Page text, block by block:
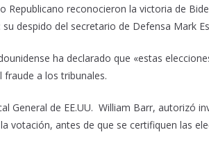
Republicano reconocieron la victoria de
su despido del secretario de Defensa Mark
ha declarado que «estas
fraude a los tribunales.
General de EE.UU. William Barr, autorizó
votación, antes de que se certifiquen las